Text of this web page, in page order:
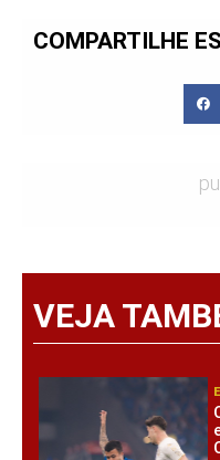
COMPARTILHE
VEJA